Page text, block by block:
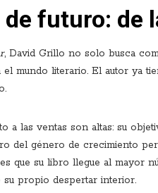
de futuro: de
, David Grillo no solo busca
mundo literario. El autor ya
a las ventas son altas: su
del género de crecimiento
que su libro llegue al mayor
propio despertar interior.